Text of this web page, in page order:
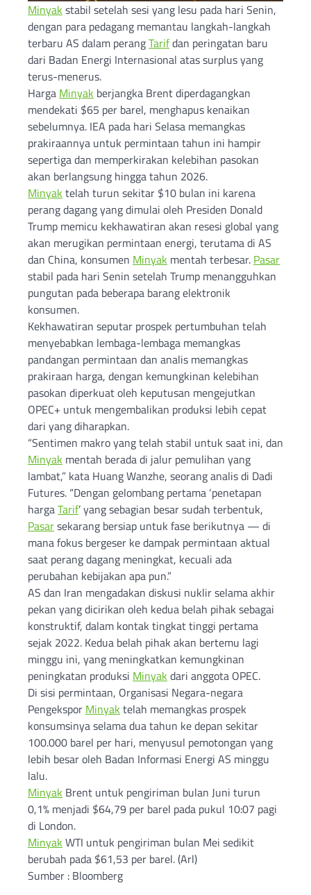
Minyak stabil setelah sesi yang lesu pada hari Senin,
dengan para pedagang memantau langkah-langkah
terbaru AS dalam perangTarifdan peringatan baru
dari Badan Energi Internasional atas surplus yang
terus-menerus.
Harga Minyak berjangka Brent diperdagangkan
mendekati $65 per barel, menghapus kenaikan
sebelumnya. IEA pada hari Selasa memangkas
prakiraannya untuk permintaan tahun ini hampir
sepertiga dan memperkirakan kelebihan pasokan
akan berlangsung hingga tahun 2026.
Minyak telah turun sekitar $10 bulan ini karena
perang dagang yang dimulai oleh Presiden Donald
Trump memicu kekhawatiran akan resesi global yang
akan merugikan permintaan energi, terutama di AS
dan China, konsumen Minyak mentah terbesar. Pasar
stabil pada hari Senin setelah Trump menangguhkan
pungutan pada beberapa barang elektronik
konsumen.
Kekhawatiran seputar prospek pertumbuhan telah
menyebabkan lembaga-lembaga memangkas
pandangan permintaan dan analis memangkas
prakiraan harga, dengan kemungkinan kelebihan
pasokan diperkuat oleh keputusan mengejutkan
OPEC+ untuk mengembalikan produksi lebih cepat
dari yang diharapkan.
“Sentimen makro yang telah stabil untuk saat ini, dan
Minyak mentah berada di jalur pemulihan yang
lambat,” kata Huang Wanzhe, seorang analis di Dadi
Futures. “Dengan gelombang pertama ‘penetapan
hargaTarif’ yang sebagian besar sudah terbentuk,
Pasarsekarang bersiap untuk fase berikutnya — di
mana fokus bergeser ke dampak permintaan aktual
saat perang dagang meningkat, kecuali ada
perubahan kebijakan apa pun.”
AS dan Iran mengadakan diskusi nuklir selama akhir
pekan yang dicirikan oleh kedua belah pihak sebagai
konstruktif, dalam kontak tingkat tinggi pertama
sejak 2022. Kedua belah pihak akan bertemu lagi
minggu ini, yang meningkatkan kemungkinan
peningkatan produksi Minyak dari anggota OPEC.
Di sisi permintaan, Organisasi Negara-negara
Pengekspor Minyak telah memangkas prospek
konsumsinya selama dua tahun ke depan sekitar
100.000 barel per hari, menyusul pemotongan yang
lebih besar oleh Badan Informasi Energi AS minggu
lalu.
Minyak Brent untuk pengiriman bulan Juni turun
0,1% menjadi $64,79 per barel pada pukul 10:07 pagi
di London.
Minyak WTI untuk pengiriman bulan Mei sedikit
berubah pada $61,53 per barel. (Arl)
Sumber : Bloomberg